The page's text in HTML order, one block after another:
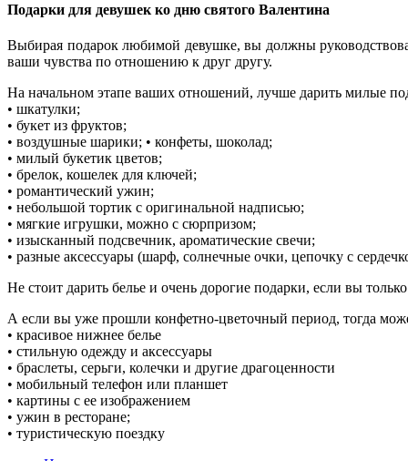
Подарки для девушек ко дню святого Валентина
Выбирая подарок любимой девушке, вы должны
ваши чувства по отношению к друг другу.
На начальном этапе ваших отношений, лучше дарить милые
• шкатулки;
• букет из фруктов;
• воздушные шарики; • конфеты, шоколад;
• милый букетик цветов;
• брелок, кошелек для ключей;
• романтический ужин;
• небольшой тортик с оригинальной надписью;
• мягкие игрушки, можно с сюрпризом;
• изысканный подсвечник, ароматические свечи;
• разные аксессуары (шарф, солнечные очки, цепочку с
Не стоит дарить белье и очень дорогие подарки, если вы
А если вы уже прошли конфетно-цветочный период, тогда
• красивое нижнее белье
• стильную одежду и аксессуары
• браслеты, серьги, колечки и другие драгоценности
• мобильный телефон или планшет
• картины с ее изображением
• ужин в ресторане;
• туристическую поездку